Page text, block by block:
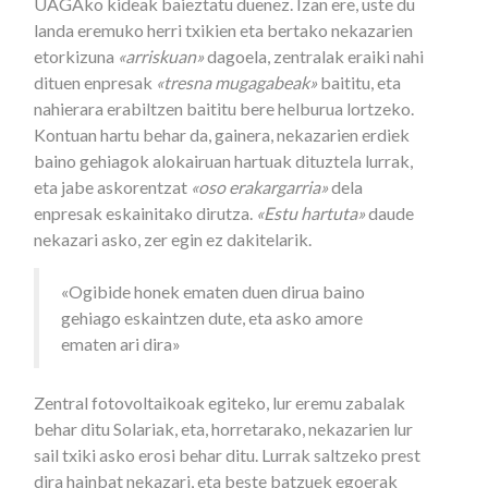
landa eremuko herri txikien eta bertako nekazarien
etorkizuna «arriskuan»dagoela, zentralak eraiki nahi
dituen enpresak «tresna mugagabeak»baititu, eta
nahierara erabiltzen baititu bere helburua lortzeko.
Kontuan hartu behar da, gainera, nekazarien erdiek
baino gehiagok alokairuan hartuak dituztela lurrak,
eta jabe askorentzat «oso erakargarria»dela
enpresak eskainitako dirutza. «Estu hartuta»daude
nekazari asko, zer egin ez dakitelarik.
«Ogibide honek ematen duen dirua baino
gehiago eskaintzen dute, eta asko amore
ematen ari dira»
Zentral fotovoltaikoak egiteko, lur eremu zabalak
behar ditu Solariak, eta, horretarako, nekazarien lur
sail txiki asko erosi behar ditu. Lurrak saltzeko prest
dira hainbat nekazari, eta beste batzuek egoerak